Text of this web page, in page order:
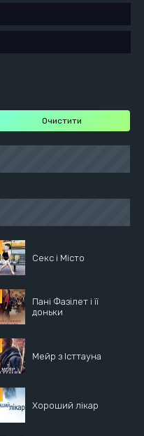
Секс і Місто
Пані Фазілет і її
доньки
Мейр з Істтауна
Хороший лікар